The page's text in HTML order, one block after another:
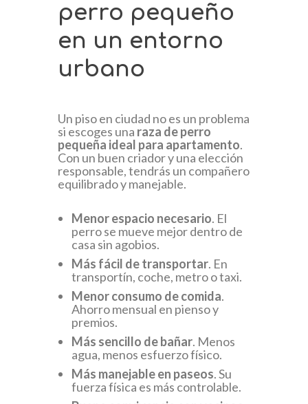
perro pequeño
en un entorno
urbano
Un piso en ciudad no es un problema
si escoges una raza de perro
pequeña ideal para apartamento.
Con un buen criador y una elección
responsable, tendrás un compañero
equilibrado y manejable.
Menor espacio necesario. El
perro se mueve mejor dentro de
casa sin agobios.
Más fácil de transportar. En
transportín, coche, metro o taxi.
Menor consumo de comida.
Ahorro mensual en pienso y
premios.
Más sencillo de bañar. Menos
agua, menos esfuerzo físico.
Más manejable en paseos. Su
fuerza física es más controlable.